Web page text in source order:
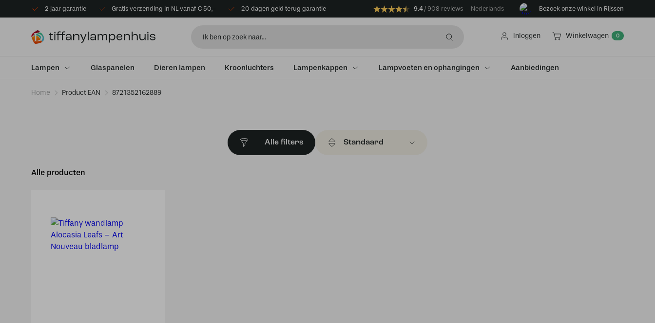
2 jaar garantie Gratis verzending in NL vanaf € 50,- 20 dagen geld terug garantie 9.4 908 reviews Nederlands Bezoek onze winkel in Rijssen
Inloggen Winkelwagen 0
Lampen Glaspanelen Dieren lampen Kroonluchters Lampenkappen Lampvoeten en ophangingen Aanbiedingen
Home Product EAN 8721352162889
Alle filters
Alle producten